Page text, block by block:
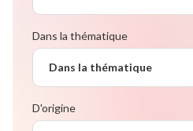
Dans la thématique
Dans la thématique
D'origine